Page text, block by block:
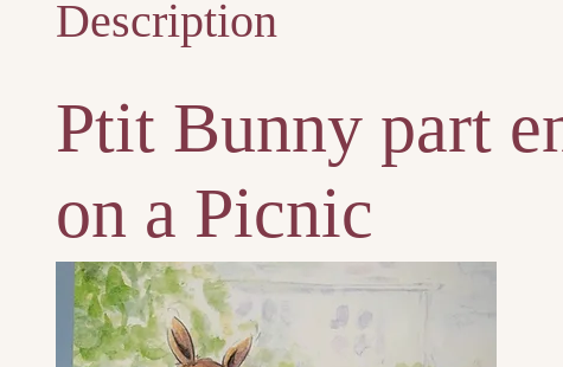
Description
Ptit Bunny part
on a Picnic